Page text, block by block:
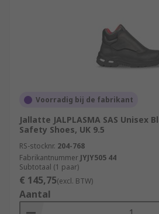
Voorradig bij de fabrikant
Jallatte JALPLASMA SAS Unisex
Safety Shoes, UK 9.5
RS-stocknr. 204-768
Fabrikantnummer JYJY505 44
Subtotaal (1 paar)
€ 145,75(excl. BTW)
Aantal